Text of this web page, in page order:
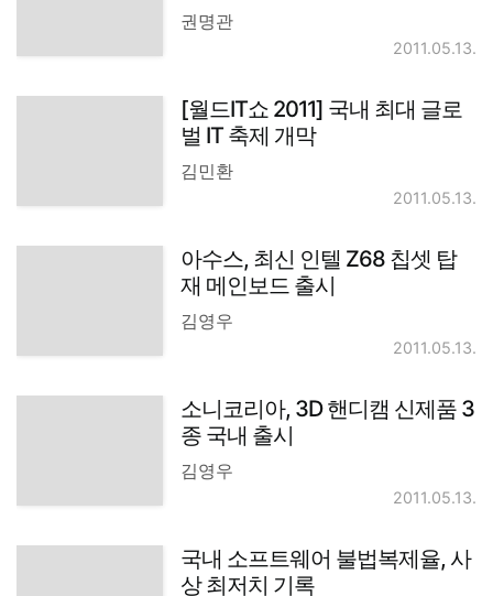
권명관
2011.05.13.
[월드IT쇼 2011] 국내 최대 글로
벌 IT 축제 개막
김민환
2011.05.13.
아수스, 최신 인텔 Z68 칩셋 탑
재 메인보드 출시
김영우
2011.05.13.
소니코리아, 3D 핸디캠 신제품 3
종 국내 출시
김영우
2011.05.13.
국내 소프트웨어 불법복제율, 사
상 최저치 기록